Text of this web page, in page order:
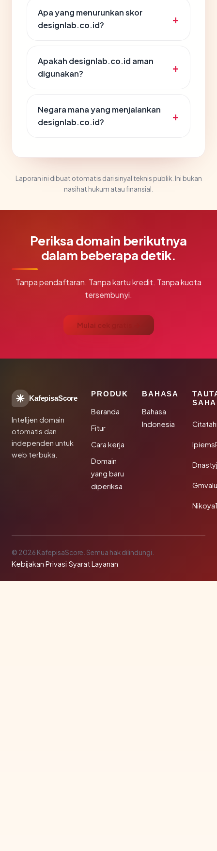
Apa yang menurunkan skor
designlab.co.id?
Apakah designlab.co.id aman
digunakan?
Negara mana yang menjalankan
designlab.co.id?
Laporan ini dibuat otomatis dari sinyal teknis publik. Ini bukan
nasihat hukum atau finansial.
Periksa domain berikutnya
dalam beberapa detik.
Tanpa pendaftaran. Tanpa kartu kredit. Tanpa kuota
tersembunyi.
Mulai cek gratis →
KafepisaScore
Intelijen domain
otomatis dan
independen untuk
web terbuka.
PRODUK
Beranda
Fitur
Cara kerja
Domain
yang baru
diperiksa
BAHASA
Bahasa
Indonesia
© 2026 KafepisaScore. Semua hak dilindungi.
Kebijakan Privasi·Syarat Layanan